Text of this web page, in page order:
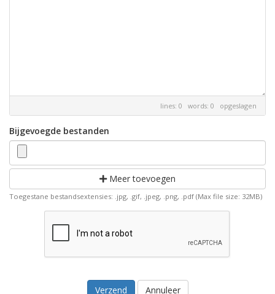
lines: 0 words: 0 opgeslagen
Bijgevoegde bestanden
Meer toevoegen
Toegestane bestandsextensies: .jpg, .gif, .jpeg, .png, .pdf (Max file size: 32MB)
Annuleer